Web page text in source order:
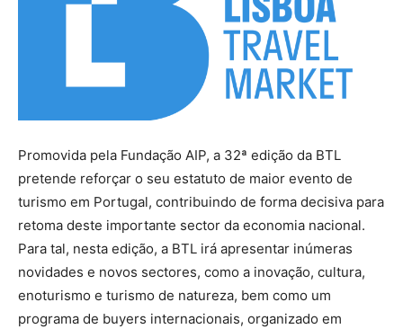
Promovida pela Fundação AIP, a 32ª edição da BTL
pretende reforçar o seu estatuto de maior evento de
turismo em Portugal, contribuindo de forma decisiva para
retoma deste importante sector da economia nacional.
Para tal, nesta edição, a BTL irá apresentar inúmeras
novidades e novos sectores, como a inovação, cultura,
enoturismo e turismo de natureza, bem como um
programa de buyers internacionais, organizado em